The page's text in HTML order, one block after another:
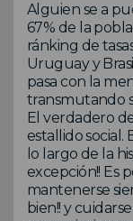
Alguien se a
67% de la
ránking de
Uruguay y
pasa con la
transmutando
El verdadero
estallido social.
lo largo de la
excepción!! Es
mantenerse
bien!! y